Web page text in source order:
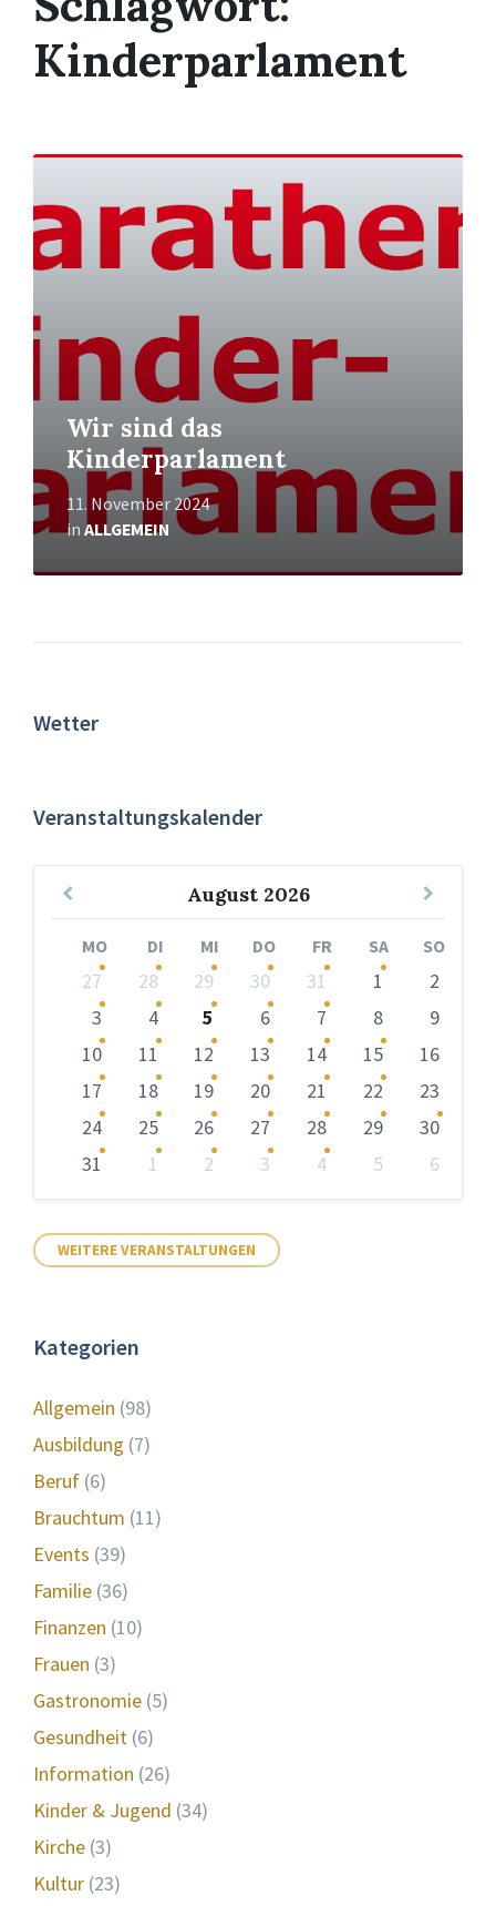
Kinderparlament
Wir sind das
Kinderparlament
11. November 2024
in ALLGEMEIN
Weiterlesen
Wetter
Veranstaltungskalender
August 2026
Monat
Monat
MO DI MI DO FR SA SO
Kalendertage
überspringen
27 28 29 30 31 1
2
3
4 5 6 7 8
9
10
11 12 13 14 15
16
17
18 19 20 21 22
23
24
25 26 27 28 29
30
31
1 2 3 4 5
6
den
Kalendertagen
WEITERE VERANSTALTUNGEN
Kategorien
Allgemein (98)
Ausbildung (7)
Beruf (6)
Brauchtum (11)
Events (39)
Familie (36)
Finanzen (10)
Frauen (3)
Gastronomie (5)
Gesundheit (6)
Information (26)
Kinder & Jugend (34)
Kirche (3)
Kultur (23)